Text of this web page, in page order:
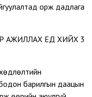
орж дадлага
ҮЕД ХИЙХ 3
барилгын даацын